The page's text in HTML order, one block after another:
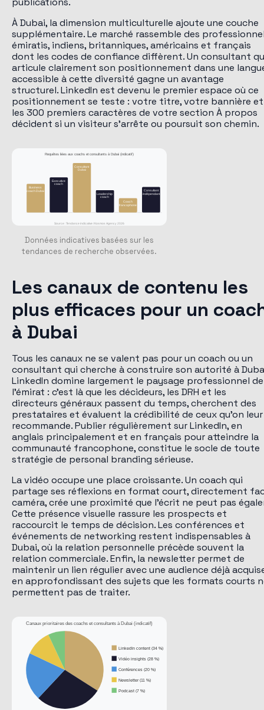
À Dubai, la dimension multiculturelle ajoute une couche
supplémentaire. Le marché rassemble des
émiratis, indiens, britanniques, américains et français
dont les codes de confiance diffèrent. Un consultant
articule clairement son positionnement dans une
accessible à cette diversité gagne un avantage
structurel. LinkedIn est devenu le premier espace où ce
positionnement se teste : votre titre, votre bannière et
les 300 premiers caractères de votre section À propos
décident si un visiteur s'arrête ou poursuit son chemin.
Requêtes liées aux coachs et consultants à Dubai (indicatif)
Business
coach Dubai
Executive
coach
Consultant
Dubai
Leadership
coach
Coach
francophone
Consultant
indépendant
Source : Tendance indicative / Kosmos Agency 2026
Données indicatives basées sur les
tendances de recherche observées.
Les canaux de contenu les
plus efficaces pour un
à Dubai
Tous les canaux ne se valent pas pour un coach ou un
consultant qui cherche à construire son autorité à
LinkedIn domine largement le paysage professionnel de
l'émirat : c'est là que les décideurs, les DRH et les
directeurs généraux passent du temps, cherchent des
prestataires et évaluent la crédibilité de ceux qu'on leur
recommande. Publier régulièrement sur LinkedIn, en
anglais principalement et en français pour atteindre la
communauté francophone, constitue le socle de toute
stratégie de personal branding sérieuse.
La vidéo occupe une place croissante. Un coach qui
partage ses réflexions en format court, directement
caméra, crée une proximité que l'écrit ne peut pas
Cette présence visuelle rassure les prospects et
raccourcit le temps de décision. Les conférences et
événements de networking restent indispensables à
Dubai, où la relation personnelle précède souvent la
relation commerciale. Enfin, la newsletter permet de
maintenir un lien régulier avec une audience déjà
en approfondissant des sujets que les formats courts
permettent pas de traiter.
Canaux prioritaires des coachs et consultants à Dubai (indicatif)
LinkedIn content (34 %)
Vidéo insights (28 %)
Conférences (20 %)
Newsletter (11 %)
Podcast (7 %)